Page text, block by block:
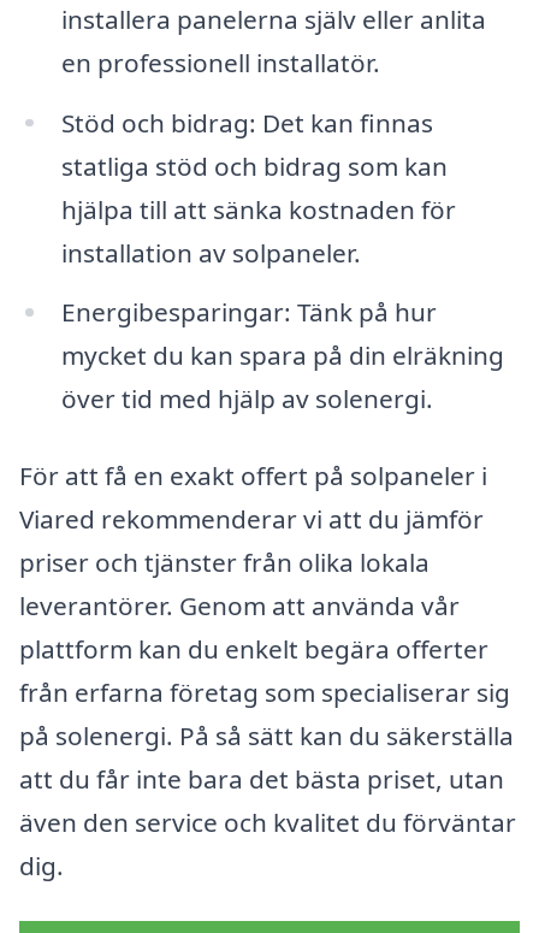
installera panelerna själv eller anlita
en professionell installatör.
Stöd och bidrag: Det kan finnas
statliga stöd och bidrag som kan
hjälpa till att sänka kostnaden för
installation av solpaneler.
Energibesparingar: Tänk på hur
mycket du kan spara på din elräkning
över tid med hjälp av solenergi.
För att få en exakt offert på solpaneler i
Viared rekommenderar vi att du jämför
priser och tjänster från olika lokala
leverantörer. Genom att använda vår
plattform kan du enkelt begära offerter
från erfarna företag som specialiserar sig
på solenergi. På så sätt kan du säkerställa
att du får inte bara det bästa priset, utan
även den service och kvalitet du förväntar
dig.